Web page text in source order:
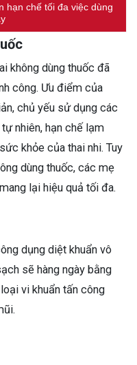
hạn chế tối đa việc dùng
không dùng thuốc đã
công. Ưu điểm của
chủ yếu sử dụng các
nhiên, hạn chế lạm
khỏe của thai nhi. Tuy
dùng thuốc, các mẹ
lại hiệu quả tối đa.
dụng diệt khuẩn vô
sẽ hàng ngày bằng
vi khuẩn tấn công